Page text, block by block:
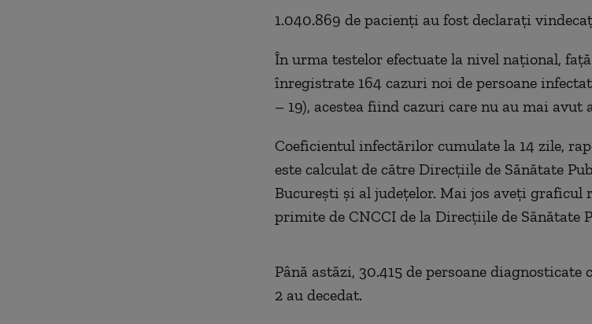
1.040.869 de pacienți au fost declarați
În urma testelor efectuate la nivel național,
înregistrate 164 cazuri noi de persoane
– 19), acestea fiind cazuri care nu au mai
Coeficientul infectărilor cumulate la 14 zile,
este calculat de către Direcțiile de Sănătate
București și al județelor. Mai jos aveți
primite de CNCCI de la Direcțiile de Sănătate
Până astăzi, 30.415 de persoane diagnosticate
2 au decedat.